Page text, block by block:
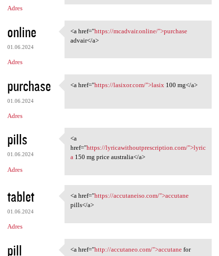
Adres
online
01.06.2024
Adres
<a href="https://mcadvair
<a href="https://mcadvair.online/">purchase
advair</a>
purchase
01.06.2024
Adres
<a href="https://lasixor.com/
<a href="https://lasixor.com/">lasix 100 mg</a>
pills
01.06.2024
Adres
<a href="https:/
<a
href="https://lyricawithoutprescription.com/">lyric
a150 mg price australia</a>
tablet
01.06.2024
Adres
<a href="https://accutaneiso
<a href="https://accutaneiso.com/">accutane
pills</a>
pill <a href="http://accutaneo.com/">accutanefor